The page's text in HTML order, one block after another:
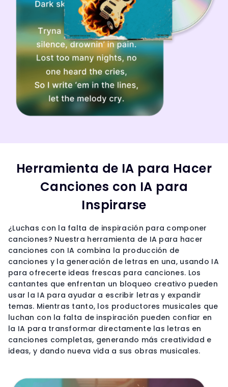
Herramienta de IA para Hacer
Canciones con IA para
Inspirarse
¿Luchas con la falta de inspiración para componer
canciones? Nuestra herramienta de IA para hacer
canciones con IA combina la producción de
canciones y la generación de letras en una, usando IA
para ofrecerte ideas frescas para canciones. Los
cantantes que enfrentan un bloqueo creativo pueden
usar la IA para ayudar a escribir letras y expandir
temas. Mientras tanto, los productores musicales que
luchan con la falta de inspiración pueden confiar en
la IA para transformar directamente las letras en
canciones completas, generando más creatividad e
ideas, y dando nueva vida a sus obras musicales.